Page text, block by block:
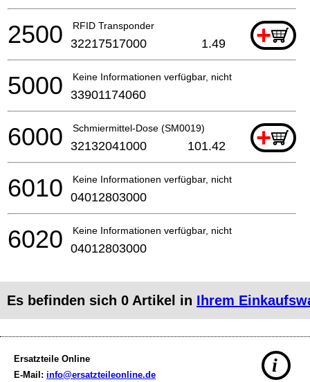
RFID Transponder +
2500 32217517000 1.49
Keine Informationen verfügbar, nicht bestellbar
5000 33901174060
Schmiermittel-Dose (SM0019) +
6000 32132041000 101.42
Keine Informationen verfügbar, nicht bestellbar
6010 04012803000
Keine Informationen verfügbar, nicht bestellbar
6020 04012803000
Es befinden sich 0 Artikel in Ihrem
Ersatzteile Online
E-Mail: info@ersatzteileonline.de i